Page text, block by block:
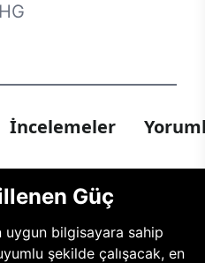
İncelemeler
Güç
bilgisayara sahip
şekilde çalışacak, en